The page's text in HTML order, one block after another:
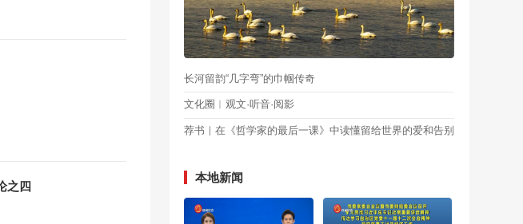
之四
长河留韵“几字弯”的巾帼传奇
文化圈︱观文·听音·阅影
荐书｜在《哲学家的最后一课》中读懂留给世界的爱和告别
本地新闻